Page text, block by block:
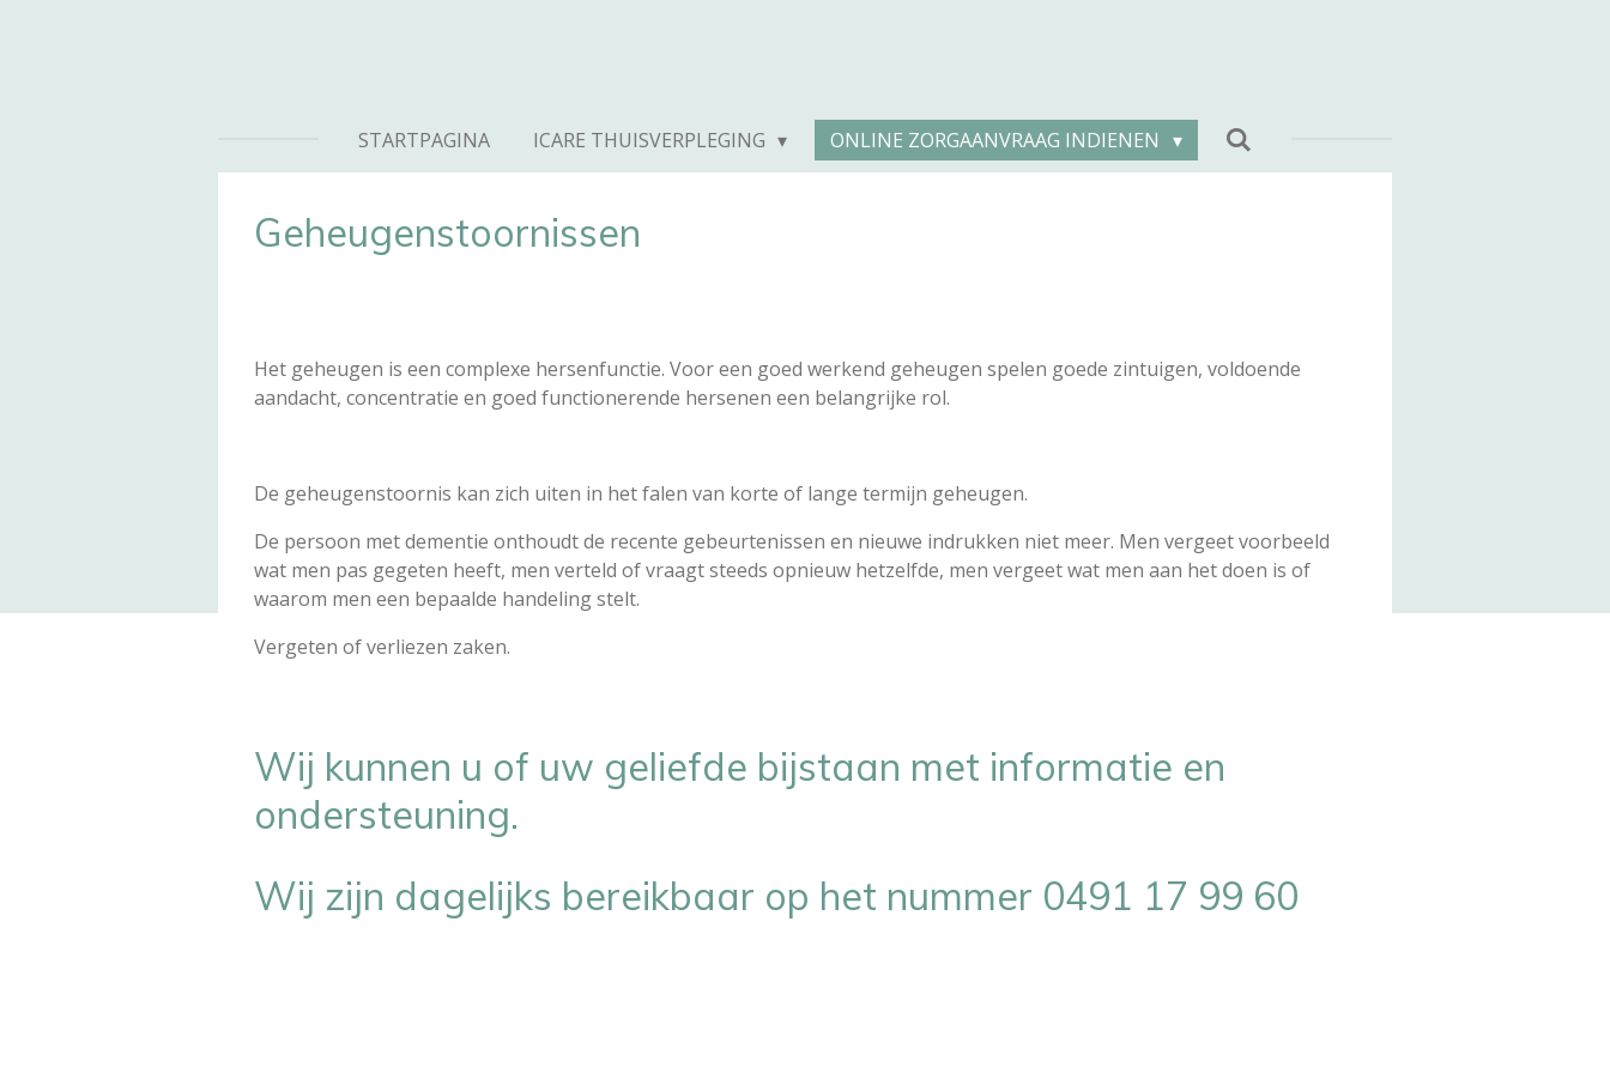
STARTPAGINA ICARE THUISVERPLEGING ONLINE ZORGAANVRAAG INDIENEN
Geheugenstoornissen
Het geheugen is een complexe hersenfunctie. Voor een goed werkend geheugen spelen goede zintuigen, voldoende
aandacht, concentratie en goed functionerende hersenen een belangrijke rol.
De geheugenstoornis kan zich uiten in het falen van korte of lange termijn geheugen.
De persoon met dementie onthoudt de recente gebeurtenissen en nieuwe indrukken niet meer. Men vergeet voorbeeld
wat men pas gegeten heeft, men verteld of vraagt steeds opnieuw hetzelfde, men vergeet wat men aan het doen is of
waarom men een bepaalde handeling stelt.
Vergeten of verliezen zaken.
Wij kunnen u of uw geliefde bijstaan met informatie en
ondersteuning.
Wij zijn dagelijks bereikbaar op het nummer 0491 17 99 60